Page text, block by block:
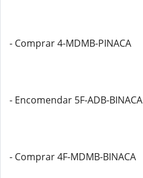
- Comprar 4-MDMB-PINACA
- Encomendar 5F-ADB-BINACA
- Comprar 4F-MDMB-BINACA